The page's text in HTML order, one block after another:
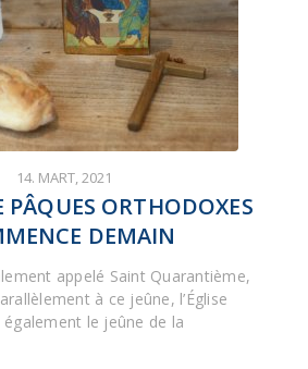
14. MART, 2021
PÂQUES ORTHODOXES
DEMAIN
appelé Saint Quarantième,
à ce jeûne, l’Église
également le jeûne de la